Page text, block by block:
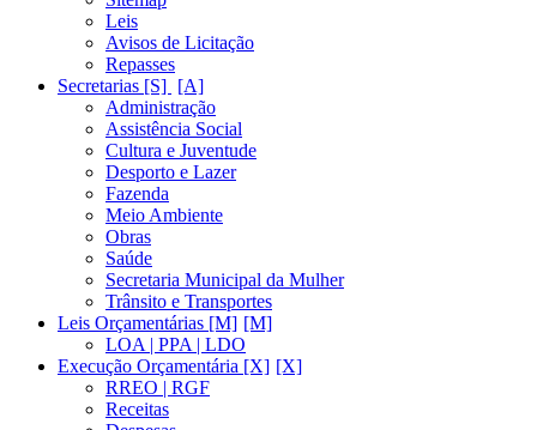
Leis
Avisos de Licitação
Repasses
Secretarias [S]
Administração
Assistência Social
Cultura e Juventude
Desporto e Lazer
Fazenda
Meio Ambiente
Obras
Saúde
Secretaria Municipal da Mulher
Trânsito e Transportes
Leis Orçamentárias [M]
LOA | PPA | LDO
Execução Orçamentária [X]
RREO | RGF
Receitas